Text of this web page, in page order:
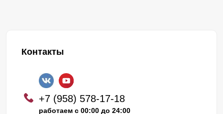
Контакты
+7 (958) 578-17-18
работаем с 00:00 до 24:00